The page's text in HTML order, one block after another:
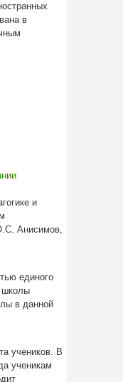
в
и
Анисимов,
единого
школы
в данной
учеников. В
ученикам